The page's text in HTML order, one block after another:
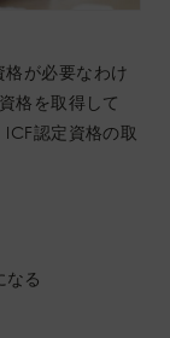
が必要なわけ
格を取得して
認定資格の取
なる